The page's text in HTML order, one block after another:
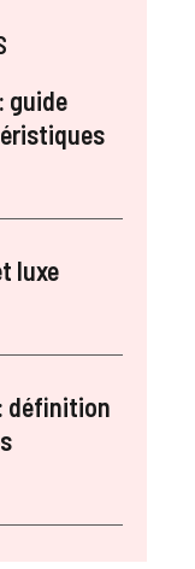
guide
luxe
définition